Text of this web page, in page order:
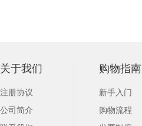
关于我们
注册协议
公司简介
购物指南
新手入门
购物流程